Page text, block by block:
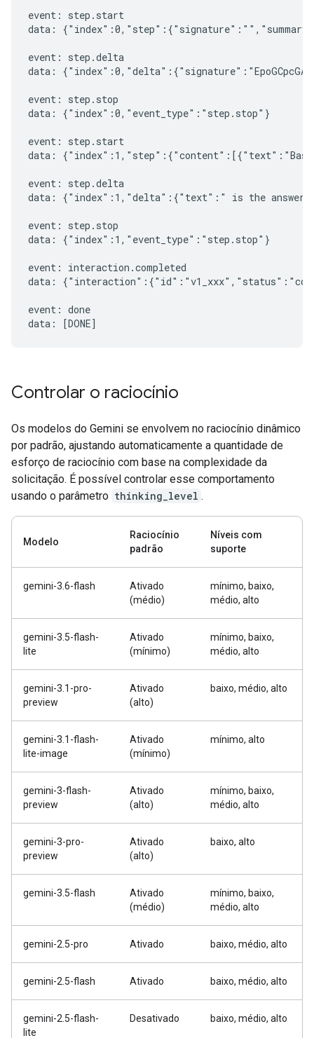
event: step.start
data:
event: step.delta
data:
event: step.stop
data: {"index":0,"event_type":"step.stop"}
event: step.start
data:
event: step.delta
data: {"index":1,"delta":{"text":" is the answer
event: step.stop
data: {"index":1,"event_type":"step.stop"}
event: interaction.completed
data:
event: done
Controlar o raciocínio
Os modelos do Gemini se envolvem no raciocínio dinâmico
por padrão, ajustando automaticamente a quantidade de
esforço de raciocínio com base na complexidade da
solicitação. É possível controlar esse comportamento
usando o parâmetro thinking_level .
Modelo
Raciocínio
padrão
Níveis com
suporte
gemini-3.6-flash
Ativado
(médio)
mínimo, baixo,
médio, alto
gemini-3.5-flash-
lite
Ativado
(mínimo)
mínimo, baixo,
médio, alto
gemini-3.1-pro-
preview
Ativado
(alto)
baixo, médio, alto
gemini-3.1-flash-
lite-image
Ativado
(mínimo)
mínimo, alto
gemini-3-flash-
preview
Ativado
(alto)
mínimo, baixo,
médio, alto
gemini-3-pro-
preview
Ativado
(alto)
baixo, alto
gemini-3.5-flash
Ativado
(médio)
mínimo, baixo,
médio, alto
gemini-2.5-pro Ativado baixo, médio, alto
gemini-2.5-flash Ativado baixo, médio, alto
gemini-2.5-flash-
lite
Desativado baixo, médio, alto